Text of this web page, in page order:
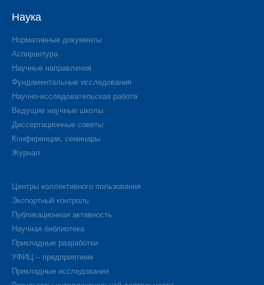
Наука
Нормативные документы
Аспирантура
Научные направления
Фундаментальные исследования
Научно-исследовательская работа
Ведущие научные школы
Диссертационные советы
Конференции, семинары
Журнал
Центры коллективного пользования
Экспортный контроль
Публикационная активность
Научная библиотека
Прикладные разработки
УФИЦ – предприятиям
Прикладные исследования